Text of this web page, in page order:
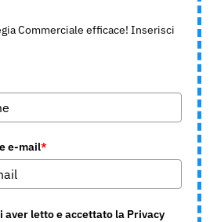
Commerciale efficace! Inserisci
e-mail*
aver letto e accettato la Privacy